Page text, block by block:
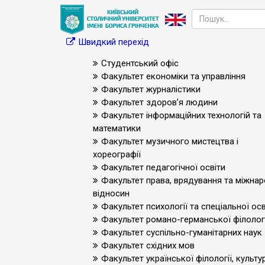
Швидкий перехід
Студентський офіс
Факультет економіки та управління
Факультет журналістики
Факультет здоров’я людини
Факультет інформаційних технологій та
математики
Факультет музичного мистецтва і
хореографії
Факультет педагогічної освіти
Факультет права, врядування та
відносин
Факультет психології та спеціальної
Факультет романо-германської
Факультет суспільно-гуманітарних наук
Факультет східних мов
Факультет української філології,